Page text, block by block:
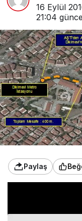
16 Eylül
21:04
Paylaş